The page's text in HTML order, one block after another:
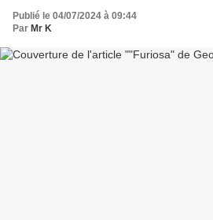
Publié le 04/07/2024 à 09:44
Par Mr K